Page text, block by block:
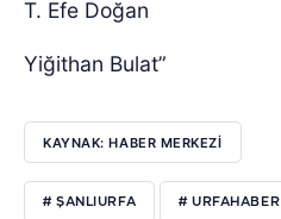
T. Efe Doğan
Yiğithan Bulat”
KAYNAK: HABER MERKEZI
# ŞANLIURFA # URFAHABER